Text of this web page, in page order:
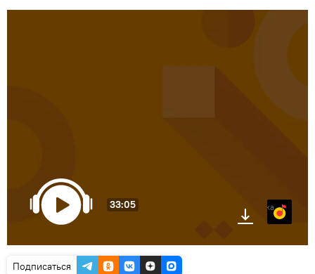
33:05 Яндекс.Музыка
Подписаться